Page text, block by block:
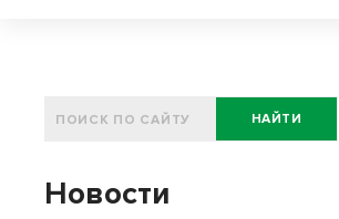
НАЙТИ
Новости